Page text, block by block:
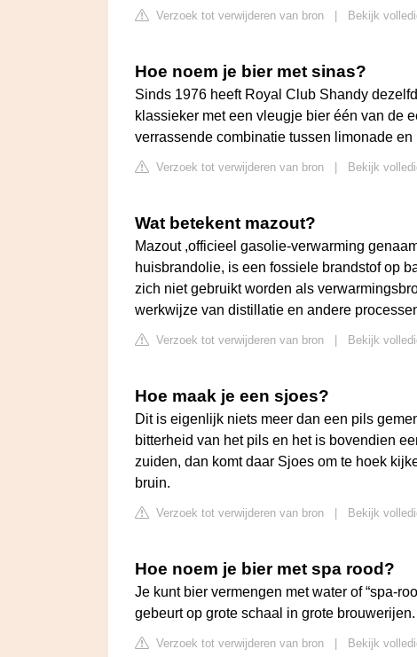
Verzoek tot verwijderen van bron Bekijk
Hoe noem je bier met sinas?
Sinds 1976 heeft Royal Club Shandy
klassieker met een vleugje bier één van de
verrassende combinatie tussen limonade
Verzoek tot verwijderen van bron Bekijk
Wat betekent mazout?
Mazout ,officieel gasolie-verwarming
huisbrandolie, is een fossiele brandstof op
zich niet gebruikt worden als
werkwijze van distillatie en andere
Verzoek tot verwijderen van bron Bekijk
Hoe maak je een sjoes?
Dit is eigenlijk niets meer dan een pils
bitterheid van het pils en het is bovendien
zuiden, dan komt daar Sjoes om te hoek
bruin.
Verzoek tot verwijderen van bron Bekijk
Hoe noem je bier met spa rood?
Je kunt bier vermengen met water of “spa-
gebeurt op grote schaal in grote
Verzoek tot verwijderen van bron Bekijk